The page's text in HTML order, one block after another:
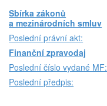
Sbírka zákonů
a mezinárodních smluv
Poslední právní akt:
Finanční zpravodaj
Poslední číslo vydané MF:
Poslední předpis: